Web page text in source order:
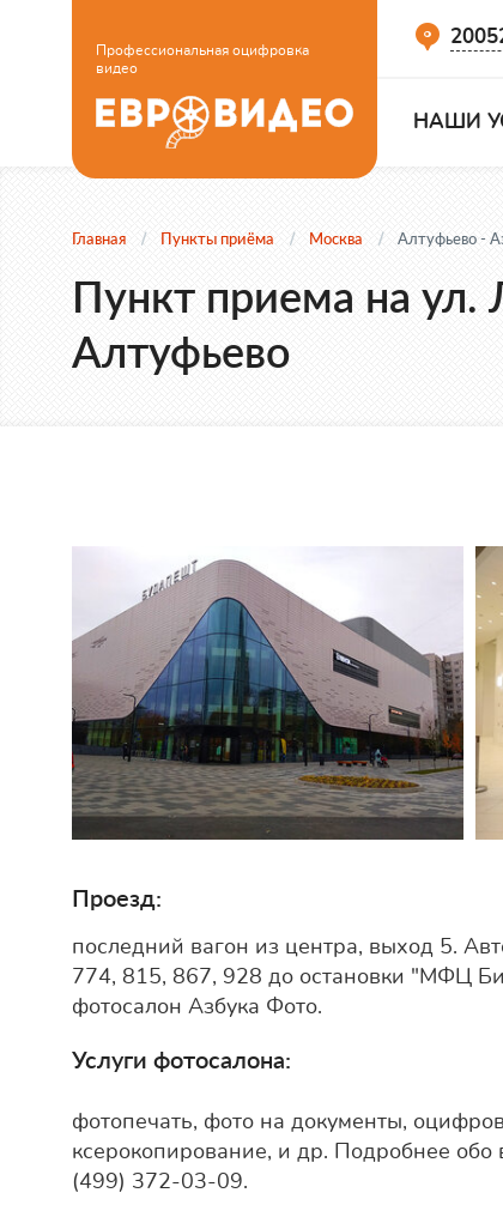
Профессиональная оцифровка
видео
НАШИ
Главная Пункты приёма Москва Алтуфьево -
Пункт приема на ул.
Алтуфьево
Проезд:
последний вагон из центра, выход 5.
774, 815, 867, 928 до остановки "МФЦ
фотосалон Азбука Фото.
Услуги фотосалона:
фотопечать, фото на документы,
ксерокопирование, и др. Подробнее обо
(499) 372-03-09.